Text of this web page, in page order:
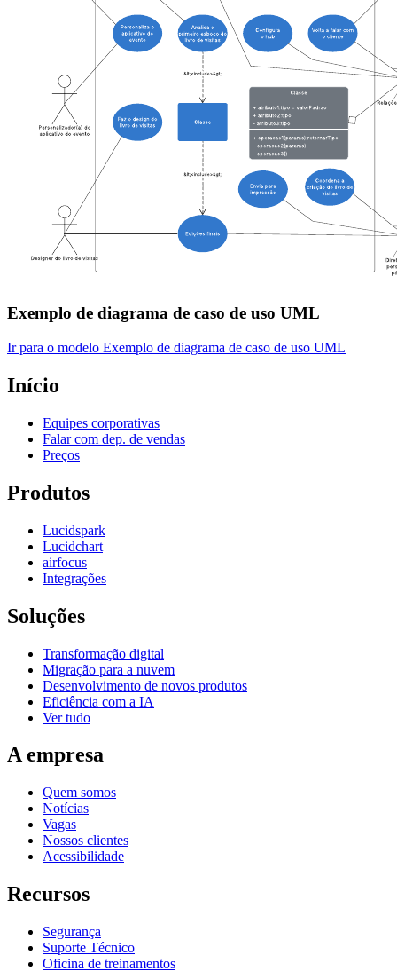
Exemplo de diagrama de caso de uso UML
Ir para o modelo Exemplo de diagrama de caso de uso UML
Início
Equipes corporativas
Falar com dep. de vendas
Preços
Produtos
Lucidspark
Lucidchart
airfocus
Integrações
Soluções
Transformação digital
Migração para a nuvem
Desenvolvimento de novos produtos
Eficiência com a IA
Ver tudo
A empresa
Quem somos
Notícias
Vagas
Nossos clientes
Acessibilidade
Recursos
Segurança
Suporte Técnico
Oficina de treinamentos